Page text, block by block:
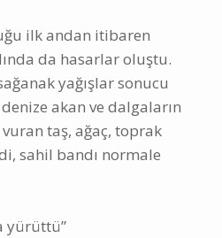
ilk andan itibaren
da hasarlar oluştu.
yağışlar sonucu
akan ve dalgaların
taş, ağaç, toprak
sahil bandı normale
yürüttü”